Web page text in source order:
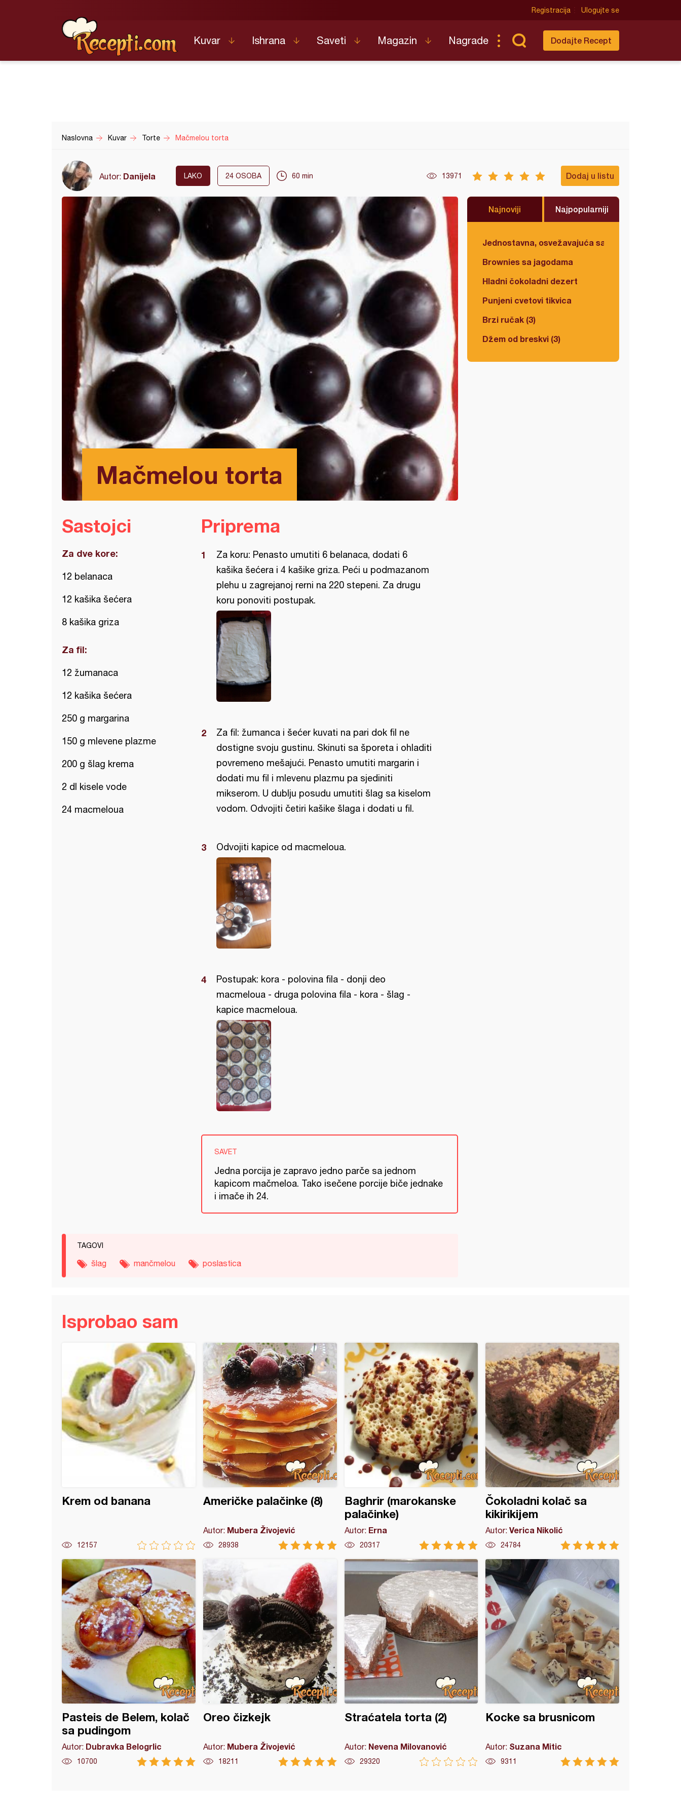
Registracija Ulogujte se
Kuvar Ishrana Saveti Magazin Nagrade Dodajte Recept
Naslovna Kuvar Torte Mačmelou torta
Autor: Danijela LAKO 24 OSOBA 60 min 13971 Dodaj u listu
Mačmelou torta
Najnoviji Najpopularniji
Jednostavna, osvežavajuća salata
Brownies sa jagodama
Hladni čokoladni dezert
Punjeni cvetovi tikvica
Brzi ručak (3)
Džem od breskvi (3)
Sastojci
Za dve kore:
12 belanaca
12 kašika šećera
8 kašika griza
Za fil:
12 žumanaca
12 kašika šećera
250 g margarina
150 g mlevene plazme
200 g šlag krema
2 dl kisele vode
24 macmeloua
Priprema
Za koru: Penasto umutiti 6 belanaca, dodati 6
kašika šećera i 4 kašike griza. Peći u podmazanom
plehu u zagrejanoj rerni na 220 stepeni. Za drugu
koru ponoviti postupak.
Za fil: žumanca i šećer kuvati na pari dok fil ne
dostigne svoju gustinu. Skinuti sa šporeta i ohladiti
povremeno mešajući. Penasto umutiti margarin i
dodati mu fil i mlevenu plazmu pa sjediniti
mikserom. U dublju posudu umutiti šlag sa kiselom
vodom. Odvojiti četiri kašike šlaga i dodati u fil.
Odvojiti kapice od macmeloua.
Postupak: kora - polovina fila - donji deo
macmeloua - druga polovina fila - kora - šlag -
kapice macmeloua.
SAVET
Jedna porcija je zapravo jedno parče sa jednom
kapicom mačmeloa. Tako isečene porcije biče jednake
i imače ih 24.
TAGOVI
šlag mančmelou poslastica
Isprobao sam
Krem od banana
12157
Američke palačinke (8)
Autor: Mubera Živojević
28938
Baghrir (marokanske
palačinke)
Autor: Erna
20317
Čokoladni kolač sa
kikirikijem
Autor:Verica Nikolić
24784
Pasteis de Belem, kolač
sa pudingom
Autor: Dubravka Belogrlic
10700
Oreo čizkejk
Autor: Mubera Živojević
18211
Straćatela torta (2)
Autor: Nevena Milovanović
29320
Kocke sa brusnicom
Autor: Suzana Mitic
9311